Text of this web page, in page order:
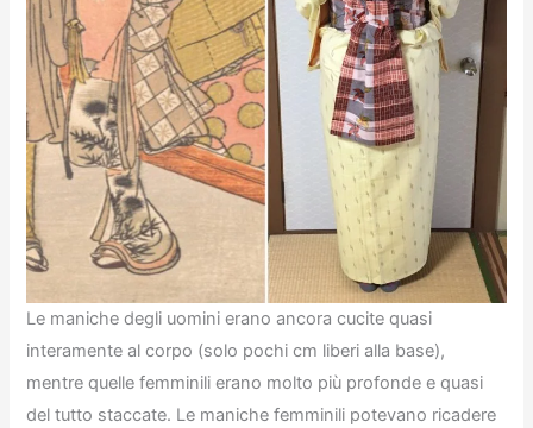
Le maniche degli uomini erano ancora cucite quasi
interamente al corpo (solo pochi cm liberi alla base),
mentre quelle femminili erano molto più profonde e quasi
del tutto staccate. Le maniche femminili potevano ricadere